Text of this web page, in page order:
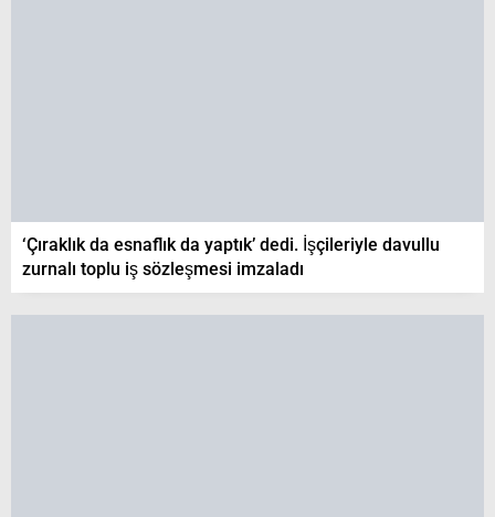
‘Çıraklık da esnaflık da yaptık’ dedi. İşçileriyle davullu
zurnalı toplu iş sözleşmesi imzaladı